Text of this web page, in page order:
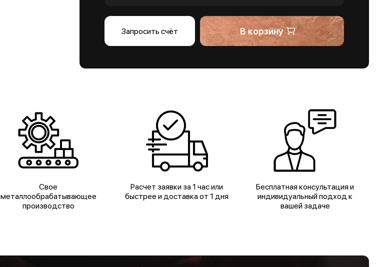
Запросить счёт В корзину
Свое
металлообрабатывающее
производство
Расчет заявки за 1 час или
быстрее и доставка от 1 дня
Бесплатная консультация и
индивидуальный подход к
вашей задаче